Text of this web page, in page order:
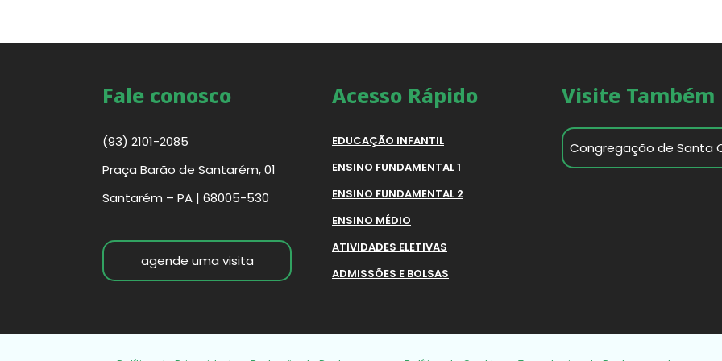
Fale conosco
(93) 2101-2085
Praça Barão de Santarém, 01
Santarém – PA | 68005-530
agende uma visita
Acesso Rápido
EDUCAÇÃO INFANTIL
ENSINO FUNDAMENTAL 1
ENSINO FUNDAMENTAL 2
ENSINO MÉDIO
ATIVIDADES ELETIVAS
ADMISSÕES E BOLSAS
Visite Também
Congregação de Santa